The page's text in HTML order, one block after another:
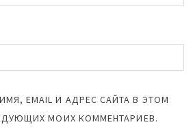
EMAIL И АДРЕС САЙТА В ЭТОМ
МОИХ КОММЕНТАРИЕВ.